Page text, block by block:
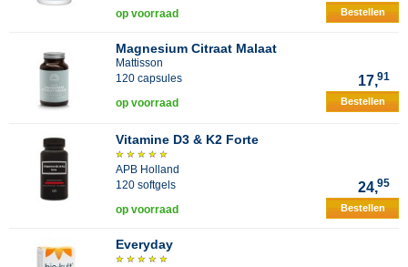
op voorraad Bestellen
Magnesium Citraat Malaat
Mattisson
120 capsules
17,91
op voorraad Bestellen
Vitamine D3 & K2 Forte
APB Holland
120 softgels
24,95
op voorraad Bestellen
Everyday